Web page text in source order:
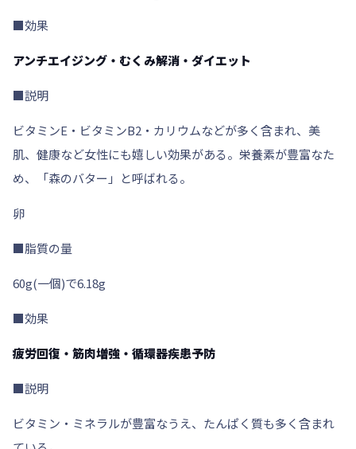
■効果
アンチエイジング・むくみ解消・ダイエット
■説明
ビタミンE・ビタミンB2・カリウムなどが多く含まれ、美
肌、健康など女性にも嬉しい効果がある。栄養素が豊富なた
め、「森のバター」と呼ばれる。
卵
■脂質の量
60g(一個)で6.18g
■効果
疲労回復・筋肉増強・循環器疾患予防
■説明
ビタミン・ミネラルが豊富なうえ、たんぱく質も多く含まれ